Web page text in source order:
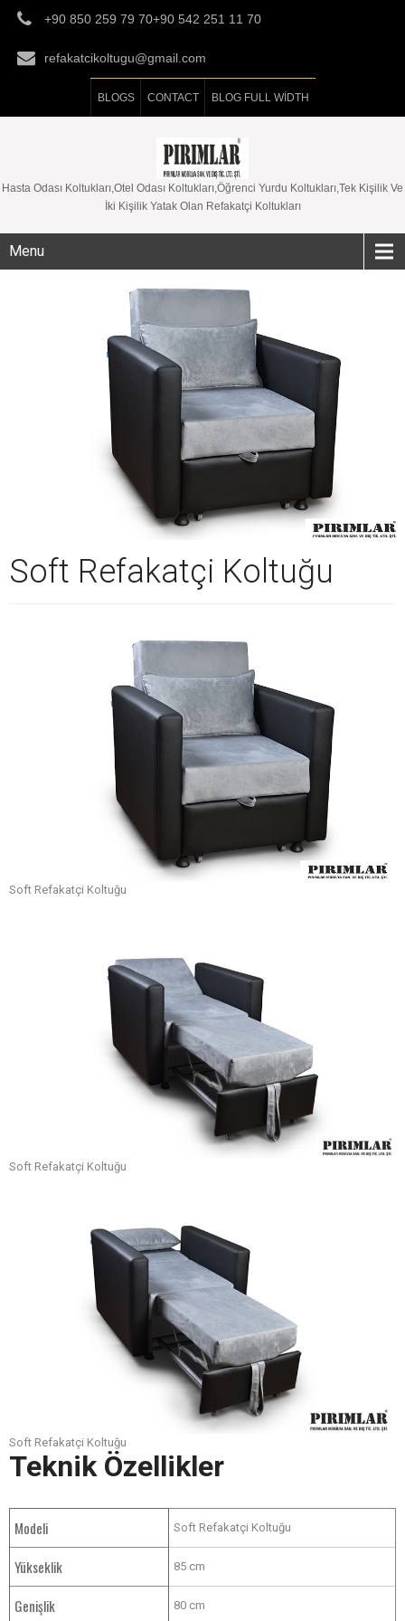
+90 850 259 79 70+90 542 251 11 70
refakatcikoltugu@gmail.com
BLOGS CONTACT BLOG FULL WIDTH
Hasta Odası Koltukları,Otel Odası Koltukları,Öğrenci Yurdu Koltukları,Tek Kişilik Ve
İki Kişilik Yatak Olan Refakatçi Koltukları
Menu
Soft Refakatçi Koltuğu
Soft Refakatçi Koltuğu
Soft Refakatçi Koltuğu
Soft Refakatçi Koltuğu
Teknik Özellikler
Modeli Soft Refakatçi Koltuğu
Yükseklik 85 cm
Genişlik 80 cm